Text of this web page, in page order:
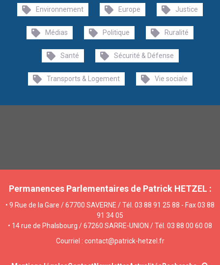
Environnement Europe Justice
Médias Politique Ruralité
Santé Sécurité & Défense
Transports & Logement Vie sociale
Permanences Parlementaires de Patrick HETZEL :
• 9 Rue de la Gare / 67700 SAVERNE / Tél. 03 88 91 25 88 - Fax 03 88
91 34 05
• 14 rue de Phalsbourg / 67260 SARRE-UNION / Tél. 03 88 00 60 08
Courriel : contact@patrick-hetzel.fr